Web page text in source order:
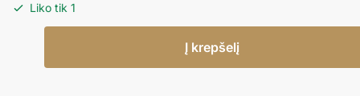
Liko tik 1
Į krepšelį